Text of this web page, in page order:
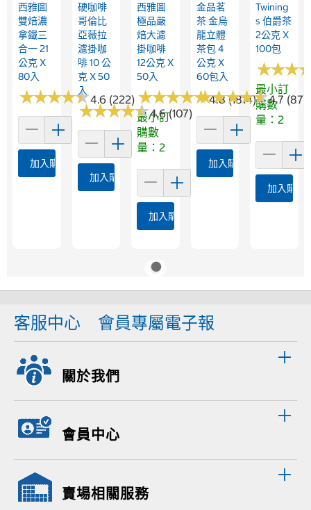
西雅圖
雙焙濃
拿鐵三
合一 21
公克 X
80入
★★★★★
★★★★★4.6 (222)
加入購物車
硬咖啡
哥倫比
亞薇拉
濾掛咖
啡 10 公
克 X 50
入
★★★★★
★★★★★4.6 (107)
加入購物車
西雅圖
極品嚴
焙大濾
掛咖啡
12公克 X
50入
★★★★★
★★★★★4.8 (1814)
最小訂
購數
量：2
加入購物車
金品茗
茶 金烏
龍立體
茶包 4
公克 X
60包入
★★★★★
★★★★★4.7 (87)
加入購物車
Twining
S 伯爵茶
2公克 X
100包
★★★
★★★
最小訂
購數
量：2
加入購物
客服中心 會員專屬電子報
關於我們
會員中心
賣場相關服務